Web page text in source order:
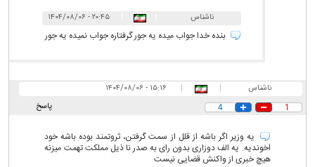
ناشناس ۲۰:۴۵ - ۱۴۰۴/۰۸/۰۶
بنده خدا جواب میده یه جور گرفتاره جواب نمیده یه جور
ناشناس |
|
۱۵:۱۶ - ۱۴۰۴/۰۸/۰۶
پاسخ
1
4
یه وزیر اگر باشه از قلل از سمت گرفتن، ثروتمند بوده باشه خود
اخوندیه. یه الف دوزاری بدون رای به صدر نا ذیل مملکت تهمت میزنه
هیچ خبری از واکنش قضایی نیست